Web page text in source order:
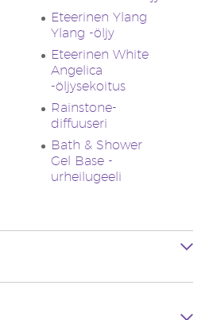
Eteerinen Ylang
Ylang -öljy
Eteerinen White
Angelica
-öljysekoitus
Rainstone-
diffuuseri
Bath & Shower
Gel Base -
urheilugeeli